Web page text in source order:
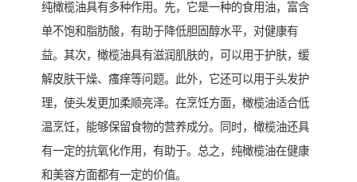
纯橄榄油具有多种作用。先，它是一种的食用油，富含
单不饱和脂肪酸，有助于降低胆固醇水平，对健康有
益。其次，橄榄油具有滋润肌肤的，可以用于护肤，缓
解皮肤干燥、瘙痒等问题。此外，它还可以用于头发护
理，使头发更加柔顺亮泽。在烹饪方面，橄榄油适合低
温烹饪，能够保留食物的营养成分。同时，橄榄油还具
有一定的抗氧化作用，有助于。总之，纯橄榄油在健康
和美容方面都有一定的价值。